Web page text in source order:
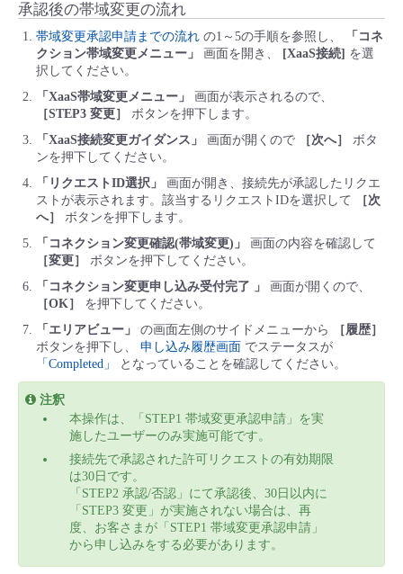
承認後の帯域変更の流れ
帯域変更承認申請までの流れ の1～5の手順を参照し、
「コネ
クション帯域変更メニュー」
画面を開き、 [XaaS接続] を選
択してください。
「XaaS帯域変更メニュー」
画面が表示されるので、
［STEP3 変更］
ボタンを押下します。
「XaaS接続変更ガイダンス」
画面が開くので ［次へ］
ボタ
ンを押下してください。
「リクエストID選択」
画面が開き、接続先が承認したリクエ
ストが表示されます。該当するリクエストIDを選択して
［次
へ］
ボタンを押下します。
「コネクション変更確認(帯域変更)」
画面の内容を確認して
［変更］
ボタンを押下してください。
「コネクション変更申し込み受付完了 」
画面が開くので、
［OK］
を押下してください。
「エリアビュー」
の画面左側のサイドメニューから
［履歴］
ボタンを押下し、 申し込み履歴画面 でステータスが
「Completed」
となっていることを確認してください。
注釈
本操作は、「STEP1 帯域変更承認申請」を実
施したユーザーのみ実施可能です。
接続先で承認された許可リクエストの有効期限
は30日です。
「STEP2 承認/否認」にて承認後、30日以内に
「STEP3 変更」が実施されない場合は、再
度、お客さまが「STEP1 帯域変更承認申請」
から申し込みをする必要があります。